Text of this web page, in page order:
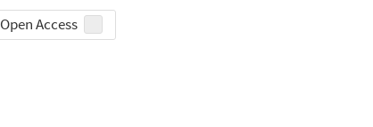
Open Access